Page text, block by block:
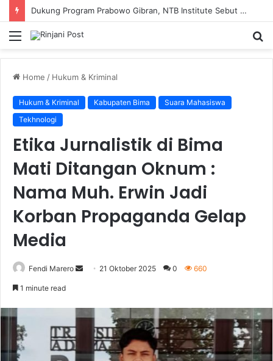
Dukung Program Prabowo Gibran, NTB Institute Sebut MBG dan Kopdes Solusi Percepatan Pembangunan Daerah 3T
Menu
Home / Hukum & Kriminal
Hukum & Kriminal Kabupaten Bima
Suara Mahasiswa
Tekhnologi
Etika Jurnalistik di Bima
Mati Ditangan Oknum :
Nama Muh. Erwin Jadi
Korban Propaganda Gelap
Media
Fendi Marero
Send21 Oktober 2025 0 660
1 minute read